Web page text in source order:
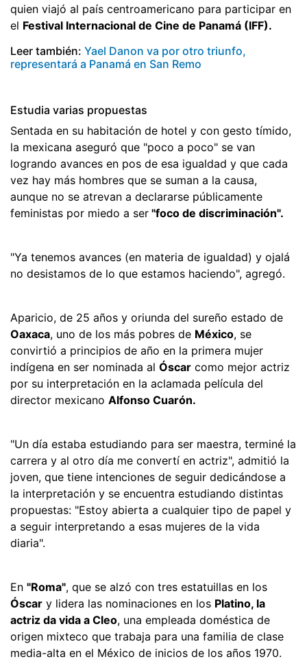
quien viajó al país centroamericano para participar en
el Festival Internacional de Cine de Panamá (IFF).
Leer también: Yael Danon va por otro triunfo,
representará a Panamá en San Remo
Estudia varias propuestas
Sentada en su habitación de hotel y con gesto tímido,
la mexicana aseguró que "poco a poco" se van
logrando avances en pos de esa igualdad y que cada
vez hay más hombres que se suman a la causa,
aunque no se atrevan a declararse públicamente
feministas por miedo a ser "foco de discriminación".
"Ya tenemos avances (en materia de igualdad) y ojalá
no desistamos de lo que estamos haciendo", agregó.
Aparicio, de 25 años y oriunda del sureño estado de
Oaxaca, uno de los más pobres de México, se
convirtió a principios de año en la primera mujer
indígena en ser nominada al Óscar como mejor actriz
por su interpretación en la aclamada película del
director mexicano Alfonso Cuarón.
"Un día estaba estudiando para ser maestra, terminé la
carrera y al otro día me convertí en actriz", admitió la
joven, que tiene intenciones de seguir dedicándose a
la interpretación y se encuentra estudiando distintas
propuestas: "Estoy abierta a cualquier tipo de papel y
a seguir interpretando a esas mujeres de la vida
diaria".
En "Roma", que se alzó con tres estatuillas en los
Óscar y lidera las nominaciones en los Platino, la
actriz da vida a Cleo, una empleada doméstica de
origen mixteco que trabaja para una familia de clase
media-alta en el México de inicios de los años 1970.